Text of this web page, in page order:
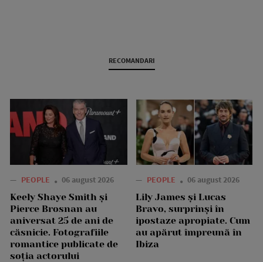
RECOMANDARI
— PEOPLE 06 august 2026
Keely Shaye Smith și
Pierce Brosnan au
aniversat 25 de ani de
căsnicie. Fotografiile
romantice publicate de
soția actorului
— PEOPLE 06 august 2026
Lily James și Lucas
Bravo, surprinși în
ipostaze apropiate. Cum
au apărut împreună în
Ibiza